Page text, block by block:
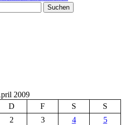
Suchen
2009
D F S
S
2 3 4
5